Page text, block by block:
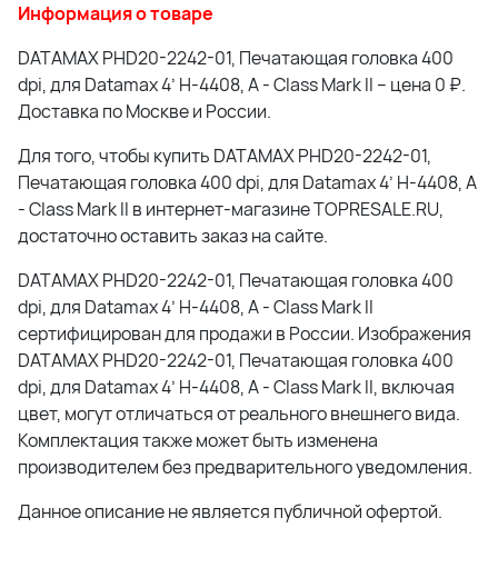
Информация о товаре
DATAMAX PHD20-2242-01, Печатающая головка 400
dpi, для Datamax 4’ H-4408, A - Class Mark II – цена 0 ₽.
Доставка по Москве и России.
Для того, чтобы купить DATAMAX PHD20-2242-01,
Печатающая головка 400 dpi, для Datamax 4’ H-4408, A
- Class Mark II в интернет-магазине TOPRESALE.RU,
достаточно оставить заказ на сайте.
DATAMAX PHD20-2242-01, Печатающая головка 400
dpi, для Datamax 4’ H-4408, A - Class Mark II
сертифицирован для продажи в России. Изображения
DATAMAX PHD20-2242-01, Печатающая головка 400
dpi, для Datamax 4’ H-4408, A - Class Mark II, включая
цвет, могут отличаться от реального внешнего вида.
Комплектация также может быть изменена
производителем без предварительного уведомления.
Данное описание не является публичной офертой.